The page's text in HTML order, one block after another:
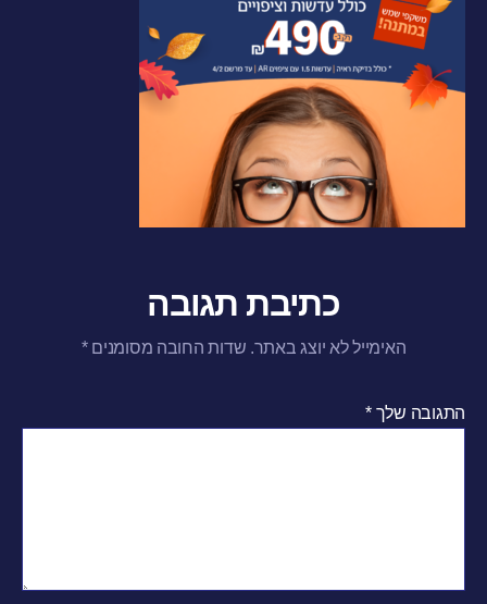
כתיבת תגובה
האימייל לא יוצג באתר. שדות החובה מסומנים*
התגובה שלך*